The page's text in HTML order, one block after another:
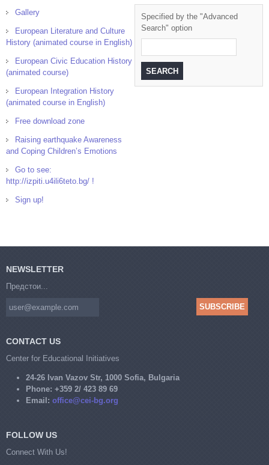
Gallery
European Literature and Culture
History (animated course in English)
European Civic Education History
(animated course)
European Integration History
(animated course in English)
Free download zone
Raising earthquake Awareness
and Coping Children’s Emotions
Go to see:
http://izpiti.u4ili6teto.bg/ !
Sign up!
Specified by the "Advanced
Search" option
NEWSLETTER
Предстои...
CONTACT US
Center for Educational Initiatives
24-26 Ivan Vazov Str, 1000 Sofia, Bulgaria
Phone: +359 2/ 423 89 69
Email: office@cei-bg.org
FOLLOW US
Connect With Us!